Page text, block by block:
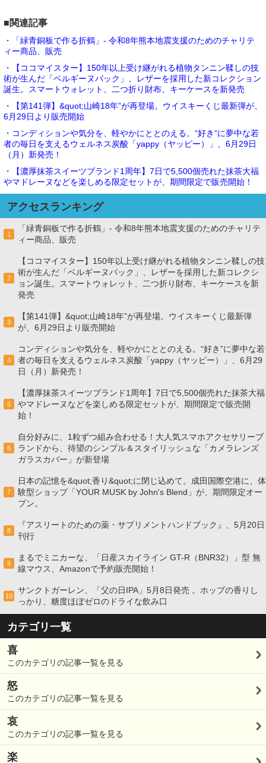
■関連記事
・「緑青銅板で作る折鶴」- 令和8年熊本地震支援のためのチャリテ
ィー商品、販売
・【ココマイスター】150年以上受け継がれる植物タンニン鞣しの技
術が生んだ「ベルギーヌバック」、レザーを採用した新コレクション
誕生。スマートウォレット、二つ折り財布、キーケースを新発売
・【第141弾】&quot;山崎18年”が再登場。ウイスキーくじ最新弾が、
6月29日より販売開始
・コンディションや気分を、軽やかにととのえる。“好き”に夢中な若
者の毎日を支えるウェルネス炭酸「yappy（ヤッピー）」、6月29日
（月）新発売！
・【濃厚抹茶スイーツブランド1周年】7日で5,500個売れた抹茶大福
やマドレーヌなどを楽しめる限定セットが、期間限定で販売開始！
アクセスランキング
1
「緑青銅板で作る折鶴」- 令和8年熊本地震支援のためのチャリテ
ィー商品、販売
2
【ココマイスター】150年以上受け継がれる植物タンニン鞣しの技
術が生んだ「ベルギーヌバック」、レザーを採用した新コレクシ
ョン誕生。スマートウォレット、二つ折り財布、キーケースを新
発売
3
【第141弾】&quot;山崎18年”が再登場。ウイスキーくじ最新弾
が、6月29日より販売開始
4
コンディションや気分を、軽やかにととのえる。“好き”に夢中な若
者の毎日を支えるウェルネス炭酸「yappy（ヤッピー）」、6月29
日（月）新発売！
5
【濃厚抹茶スイーツブランド1周年】7日で5,500個売れた抹茶大福
やマドレーヌなどを楽しめる限定セットが、期間限定で販売開
始！
6
自分好みに、1粒ずつ組み合わせる！大人気スマホアクセサリーブ
ランドから、待望のシンプル＆スタイリッシュな「カメラレンズ
ガラスカバー」が新登場
7
日本の記憶を&quot;香り&quot;に閉じ込めて。成田国際空港に、体
験型ショップ「YOUR MUSK by John's Blend」が、期間限定オー
プン。
8
『アスリートのための薬・サプリメントハンドブック』、5月20日
刊行
9
まるでミニカーな、「日産スカイライン GT-R（BNR32）」型 無
線マウス、Amazonで予約販売開始！
10
サンクトガーレン、「父の日IPA」5月8日発売 。ホップの香りし
っかり、糖度ほぼゼロのドライな飲み口
カテゴリ一覧
喜
このカテゴリの記事一覧を見る
怒
このカテゴリの記事一覧を見る
哀
このカテゴリの記事一覧を見る
楽